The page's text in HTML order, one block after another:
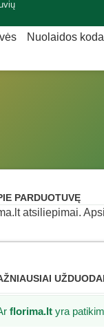
Nuolaidos
PARDUOTUVĘ
atsiliepimai.
florima.lt yra